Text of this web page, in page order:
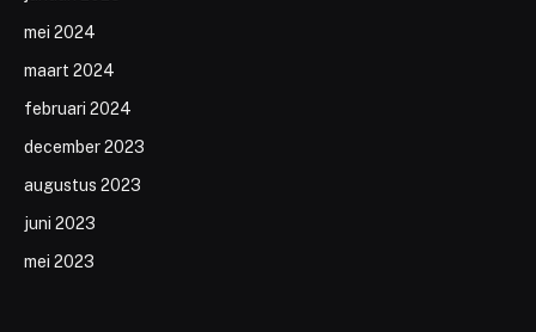
mei 2024
maart 2024
februari 2024
december 2023
augustus 2023
juni 2023
mei 2023